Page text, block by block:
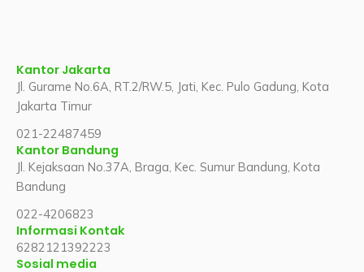
Sosial media
Kantor Jakarta
Jl. Gurame No.6A, RT.2/RW.5, Jati, Kec. Pulo Gadung, Kota
Jakarta Timur
021-22487459
Kantor Bandung
Jl. Kejaksaan No.37A, Braga, Kec. Sumur Bandung, Kota
Bandung
022-4206823
Informasi Kontak
6282121392223